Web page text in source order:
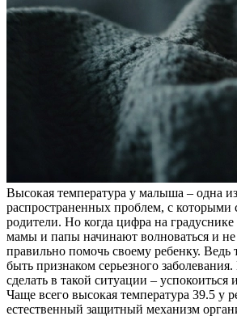
Высокая температура у малыша – одна
распространенных проблем, с которыми
родители. Но когда цифра на градуснике
мамы и папы начинают волноваться и не
правильно помочь своему ребенку. Ведь
быть признаком серьезного
сделать в такой ситуации – успокоиться
Чаще всего высокая температура 39.5 у
естественный защитный механизм